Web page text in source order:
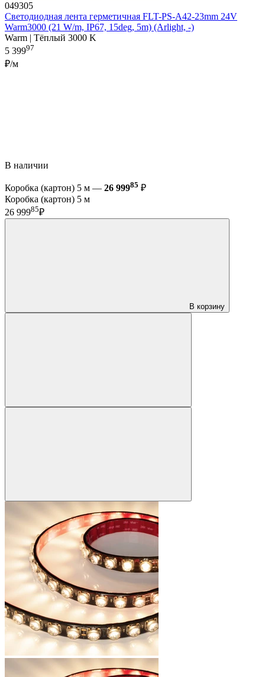
049305
Светодиодная лента герметичная FLT-PS-A42-23mm 24V
Warm3000 (21 W/m, IP67, 15deg, 5m) (Arlight, -)
Warm | Тёплый 3000 K
5 39997
₽/м
В наличии
Коробка (картон) 5 м — 26 99985 ₽
Коробка (картон) 5 м
26 99985₽
В корзину